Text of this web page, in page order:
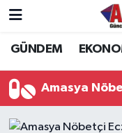
GÜNDEM
Amasya
Hava Durumu
Trafik Durumu
Süper Lig Puan